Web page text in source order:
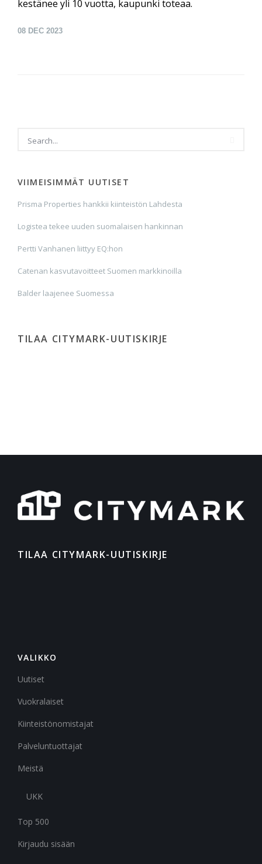
kestänee yli 10 vuotta, kaupunki toteaa.
08 DEC 2023
VIIMEISIMMÄT UUTISET
Prisma Properties hankkii kiinteistön Lahdesta
Logistea tekee uuden suomalaisen hankinnan
Pertti Vanhanen liittyy EQ:hon
Catenan kasvutavoitteet Suomen markkinoilla
Balder laajenee Suomessa
TILAA CITYMARK-UUTISKIRJE
TILAA CITYMARK-UUTISKIRJE
VALIKKO
Uutiset
Vuokralaiset
Kiinteistönomistajat
Palveluntuottajat
Meistä
UKK
Top 500
Kirjaudu sisään